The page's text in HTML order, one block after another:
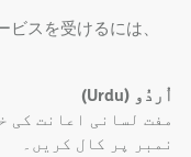
スを受けるには、
اُردُو (Urdu)
مفت لسانی اعانت کی
نمبر پر کال کریں۔